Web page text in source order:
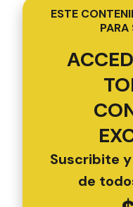
ESTE
PARA
Suscribite
de